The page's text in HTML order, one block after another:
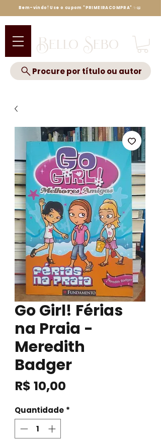
Bello Sebo
Procure por título ou autor
Bem-vindo! Use o cupom "PRIMEIRACOMPRA" ✨📖
Go Girl! Férias
na Praia -
Meredith
Badger
R$ 10,00
Quantidade *